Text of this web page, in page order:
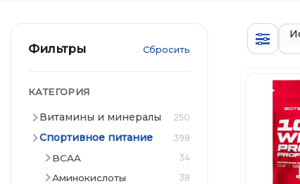
Фильтры Сбросить
КАТЕГОРИЯ
Витамины и минералы 250
Спортивное питание 398
BCAA 34
Аминокислоты 38